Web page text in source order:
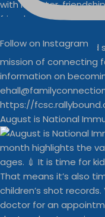
August is National
Follow on Instagram